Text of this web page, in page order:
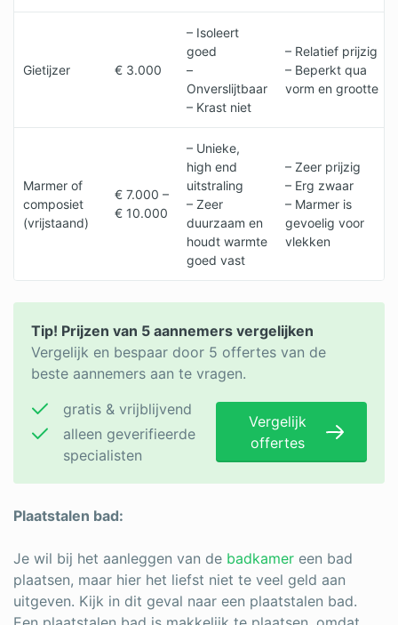
Gietijzer € 3.000
– Isoleert
goed
–
Onverslijtbaar
– Krast niet
– Relatief prijzig
– Beperkt qua
vorm en grootte
Marmer of
composiet
(vrijstaand)
€ 7.000 –
€ 10.000
– Unieke,
high end
uitstraling
– Zeer
duurzaam en
houdt warmte
goed vast
– Zeer prijzig
– Erg zwaar
– Marmer is
gevoelig voor
vlekken
Tip! Prijzen van 5 aannemers vergelijken
Vergelijk en bespaar door 5 offertes van de
beste aannemers aan te vragen.
gratis & vrijblijvend
alleen geverifieerde
specialisten
Vergelijk
offertes
Plaatstalen bad:
Je wil bij het aanleggen van de badkamer een bad
plaatsen, maar hier het liefst niet te veel geld aan
uitgeven. Kijk in dit geval naar een plaatstalen bad.